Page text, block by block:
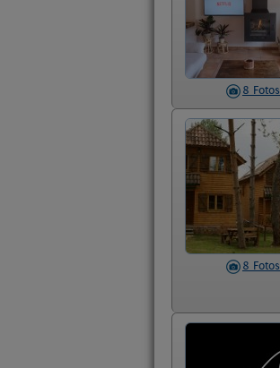
8 Fotos
8 Fotos